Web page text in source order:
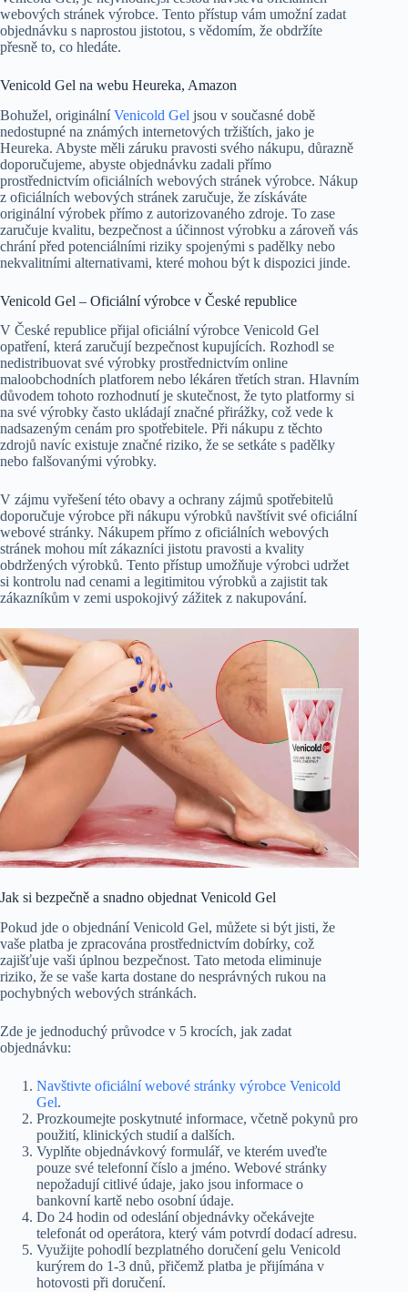
webových stránek výrobce. Tento přístup vám umožní zadat
objednávku s naprostou jistotou, s vědomím, že obdržíte
přesně to, co hledáte.
Venicold Gel na webu Heureka, Amazon
Bohužel, originálníVenicold Gel jsou v současné době
nedostupné na známých internetových tržištích, jako je
Heureka. Abyste měli záruku pravosti svého nákupu, důrazně
doporučujeme, abyste objednávku zadali přímo
prostřednictvím oficiálních webových stránek výrobce. Nákup
z oficiálních webových stránek zaručuje, že získáváte
originální výrobek přímo z autorizovaného zdroje. To zase
zaručuje kvalitu, bezpečnost a účinnost výrobku a zároveň vás
chrání před potenciálními riziky spojenými s padělky nebo
nekvalitními alternativami, které mohou být k dispozici jinde.
Venicold Gel – Oficiální výrobce v České republice
V České republice přijal oficiální výrobce Venicold Gel
opatření, která zaručují bezpečnost kupujících. Rozhodl se
nedistribuovat své výrobky prostřednictvím online
maloobchodních platforem nebo lékáren třetích stran. Hlavním
důvodem tohoto rozhodnutí je skutečnost, že tyto platformy si
na své výrobky často ukládají značné přirážky, což vede k
nadsazeným cenám pro spotřebitele. Při nákupu z těchto
zdrojů navíc existuje značné riziko, že se setkáte s padělky
nebo falšovanými výrobky.
V zájmu vyřešení této obavy a ochrany zájmů spotřebitelů
doporučuje výrobce při nákupu výrobků navštívit své oficiální
webové stránky. Nákupem přímo z oficiálních webových
stránek mohou mít zákazníci jistotu pravosti a kvality
obdržených výrobků. Tento přístup umožňuje výrobci udržet
si kontrolu nad cenami a legitimitou výrobků a zajistit tak
zákazníkům v zemi uspokojivý zážitek z nakupování.
Jak si bezpečně a snadno objednat Venicold Gel
Pokud jde o objednání Venicold Gel, můžete si být jisti, že
vaše platba je zpracována prostřednictvím dobírky, což
zajišťuje vaši úplnou bezpečnost. Tato metoda eliminuje
riziko, že se vaše karta dostane do nesprávných rukou na
pochybných webových stránkách.
Zde je jednoduchý průvodce v 5 krocích, jak zadat
objednávku:
Navštivte oficiální webové stránky výrobce Venicold
Gel.
Prozkoumejte poskytnuté informace, včetně pokynů pro
použití, klinických studií a dalších.
Vyplňte objednávkový formulář, ve kterém uveďte
pouze své telefonní číslo a jméno. Webové stránky
nepožadují citlivé údaje, jako jsou informace o
bankovní kartě nebo osobní údaje.
Do 24 hodin od odeslání objednávky očekávejte
telefonát od operátora, který vám potvrdí dodací adresu.
Využijte pohodlí bezplatného doručení gelu Venicold
kurýrem do 1-3 dnů, přičemž platba je přijímána v
hotovosti při doručení.